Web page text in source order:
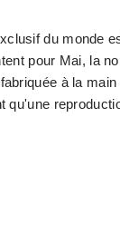
du monde
pour Mai, la
à la
qu'une